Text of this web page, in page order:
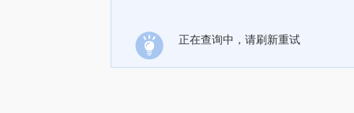
正在查询中，请刷新重试